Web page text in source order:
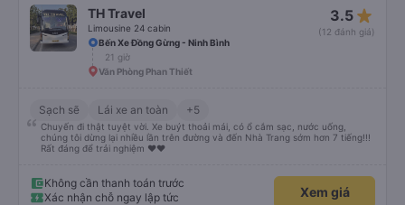
TH Travel
Limousine 24 cabin
3.5 star_rate
(12 đánh giá)
Bến Xe Đồng Gừng - Ninh Bình
21 giờ
Văn Phòng Phan Thiết
Sạch sẽ Lái xe an toàn +5
Chuyến đi thật tuyệt vời. Xe buýt thoải mái, có ổ cắm sạc, nước uống,
chúng tôi dừng lại nhiều lần trên đường và đến Nhà Trang sớm hơn 7 tiếng!!!
Rất đáng để trải nghiệm ♥️♥️
Không cần thanh toán trước
Xác nhận chỗ ngay lập tức
Xem giá